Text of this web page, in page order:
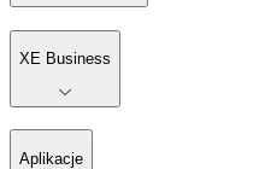
XE Business
Aplikacje